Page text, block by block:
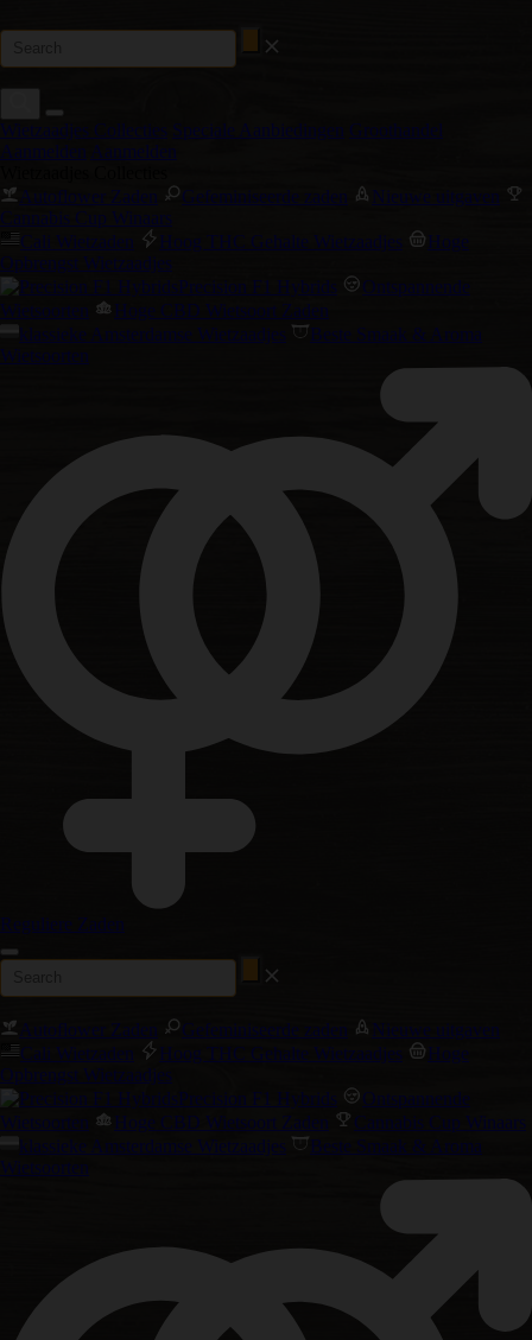
Wietzaadjes Collecties Speciale Aanbiedingen Groothandel
Aanmelden Aanmelden
Autoflower Zaden
Gefeminiseerde zaden
Nieuwe uitgaven
Cannabis Cup Winaars
Cali Wietzaden
Hoog THC Gehalte Wietzaadjes
Hoge
Opbrengst Wietzaadjes
Precision F1 Hybrids
Ontspannende
Wietsoorten
Hoge CBD Wietsoort Zaden
klassieke Amsterdamse Wietzaadjes
Beste Smaak & Aroma
Wietsoorten
Reguliere Zaden
Autoflower Zaden Gefeminiseerde zaden
Nieuwe uitgaven
Cali Wietzaden
Hoog THC Gehalte Wietzaadjes
Hoge
Opbrengst Wietzaadjes
Precision F1 Hybrids
Ontspannende
Wietsoorten
Hoge CBD Wietsoort Zaden
Cannabis Cup Winaars
klassieke Amsterdamse Wietzaadjes
Beste Smaak & Aroma
Wietsoorten